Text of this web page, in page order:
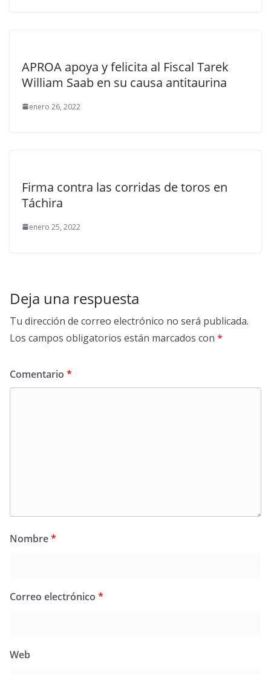
APROA apoya y felicita al Fiscal Tarek
William Saab en su causa antitaurina
enero 26, 2022
Firma contra las corridas de toros en
Táchira
enero 25, 2022
Deja una respuesta
Tu dirección de correo electrónico no será publicada.
Los campos obligatorios están marcados con *
Comentario *
Nombre*
Correo electrónico *
Web